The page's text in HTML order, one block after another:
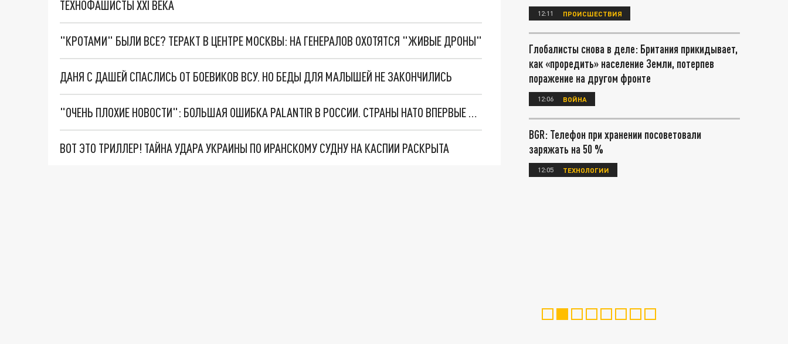
ТЕХНОФАШИСТЫ XXI ВЕКА
"КРОТАМИ" БЫЛИ ВСЕ? ТЕРАКТ В ЦЕНТРЕ МОСКВЫ: НА ГЕНЕРАЛОВ ОХОТЯТСЯ "ЖИВЫЕ ДРОНЫ"
ДАНЯ С ДАШЕЙ СПАСЛИСЬ ОТ БОЕВИКОВ ВСУ. НО БЕДЫ ДЛЯ МАЛЫШЕЙ НЕ ЗАКОНЧИЛИСЬ
"ОЧЕНЬ ПЛОХИЕ НОВОСТИ": БОЛЬШАЯ ОШИБКА PALANTIR В РОССИИ. СТРАНЫ НАТО ВПЕРВЫЕ ЗА СВО ОСТАНОВИЛИ ПОСТАВКИ ОРУЖИЯ. ВСУ ТЕРЯЮТ ПРИГРАНИЧЬЕ?
ВОТ ЭТО ТРИЛЛЕР! ТАЙНА УДАРА УКРАИНЫ ПО ИРАНСКОМУ СУДНУ НА КАСПИИ РАСКРЫТА
12:11 ПРОИСШЕСТВИЯ
Глобалисты снова в деле: Британия прикидывает,
как «проредить» население Земли, потерпев
поражение на другом фронте
12:06 ВОЙНА
BGR: Телефон при хранении посоветовали
заряжать на 50 %
12:05 ТЕХНОЛОГИИ